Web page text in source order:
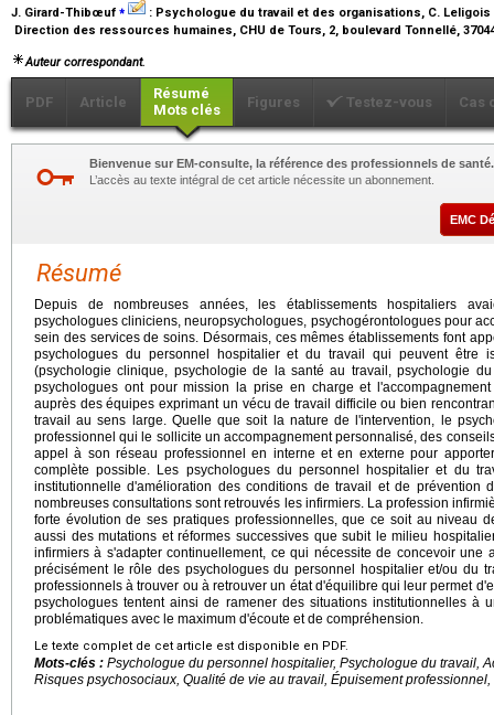
J. Girard-Thibœuf ⁎ : Psychologue du travail et des organisations, C.
Direction des ressources humaines, CHU de Tours, 2, boulevard Tonnellé,
Auteur correspondant.
PDF Article
Résumé
Mots clés
Figures Testez-vous Cas
Bienvenue sur EM-consulte, la référence des professionnels de santé.
L’accès au texte intégral de cet article nécessite un abonnement.
EMC
Résumé
Depuis de nombreuses années, les établissements hospitaliers
psychologues cliniciens, neuropsychologues, psychogérontologues pour
sein des services de soins. Désormais, ces mêmes établissements font
psychologues du personnel hospitalier et du travail qui peuvent être
(psychologie clinique, psychologie de la santé au travail, psychologie
psychologues ont pour mission la prise en charge et
auprès des équipes exprimant un vécu de travail difficile ou bien
travail au sens large. Quelle que soit la nature de l'intervention, le
professionnel qui le sollicite un accompagnement personnalisé, des
appel à son réseau professionnel en interne et en externe pour
complète possible. Les psychologues du personnel hospitalier et du
institutionnelle d'amélioration des conditions de travail et de prévention
nombreuses consultations sont retrouvés les infirmiers. La profession
forte évolution de ses pratiques professionnelles, que ce soit au niveau
aussi des mutations et réformes successives que subit le milieu
infirmiers à s'adapter continuellement, ce qui nécessite de concevoir une
précisément le rôle des psychologues du personnel hospitalier et/ou du
professionnels à trouver ou à retrouver un état d'équilibre qui leur permet
psychologues tentent ainsi de ramener des situations institutionnelles à
problématiques avec le maximum d'écoute et de compréhension.
Le texte complet de cet article est disponible en PDF.
Mots-clés : Psychologue du personnel hospitalier, Psychologue du travail,
Risques psychosociaux, Qualité de vie au travail, Épuisement